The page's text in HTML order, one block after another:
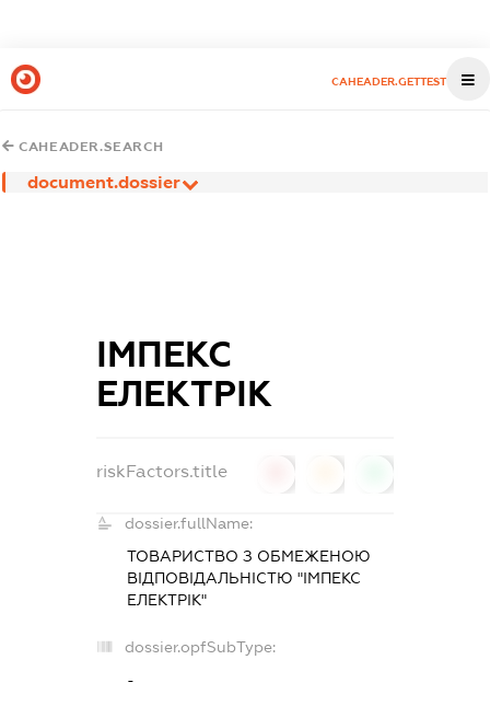
CAHEADER.GETTEST
CAHEADER.SEARCH
document.dossier
ІМПЕКС
ЕЛЕКТРІК
riskFactors.title
dossier.fullName:
ТОВАРИСТВО З ОБМЕЖЕНОЮ
ВІДПОВІДАЛЬНІСТЮ "ІМПЕКС
ЕЛЕКТРІК"
dossier.opfSubType:
-